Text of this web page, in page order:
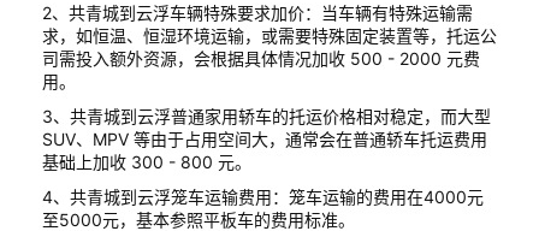
2、共青城到云浮车辆特殊要求加价：当车辆有特殊运输需
求，如恒温、恒湿环境运输，或需要特殊固定装置等，托运公
司需投入额外资源，会根据具体情况加收 500 - 2000 元费
用。
3、共青城到云浮普通家用轿车的托运价格相对稳定，而大型
SUV、MPV 等由于占用空间大，通常会在普通轿车托运费用
基础上加收 300 - 800 元。
4、共青城到云浮笼车运输费用：笼车运输的费用在4000元
至5000元，基本参照平板车的费用标准。